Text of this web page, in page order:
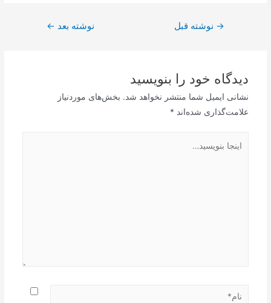
راهبری→ نوشته قبل نوشته بعد ←
دیدگاه‌ خود را بنویسید
نشانی ایمیل شما منتشر نخواهد شد. بخش‌های موردنیاز
علامت‌گذاری شده‌اند *
بنویسید…
نام*